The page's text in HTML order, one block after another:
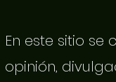
En este sitio
opinión,